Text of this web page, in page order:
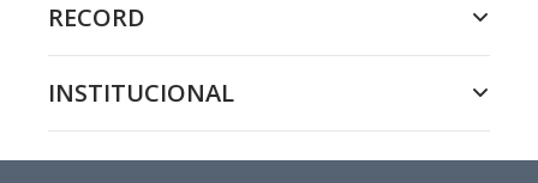
RECORD
INSTITUCIONAL